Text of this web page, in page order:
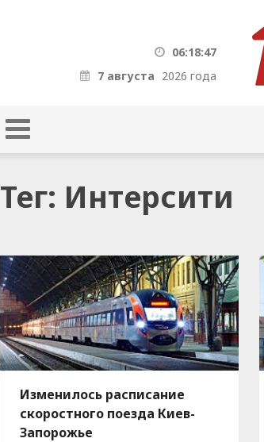
06:18:47
7 августа 2026 года
Тег: Интерсити
Изменилось расписание
скоростного поезда Киев-
Запорожье